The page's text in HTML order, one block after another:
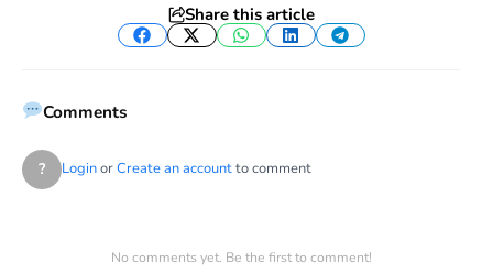
Share this article
Facebook
TwitterWhatsApp
LinkedInTelegram
Comments
? LoginorCreate an accountto comment
No comments yet. Be the first to comment!